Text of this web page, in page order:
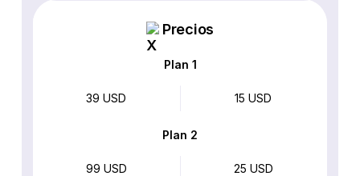
Precios
Plan 1
39 USD 15 USD
Plan 2
99 USD 25 USD